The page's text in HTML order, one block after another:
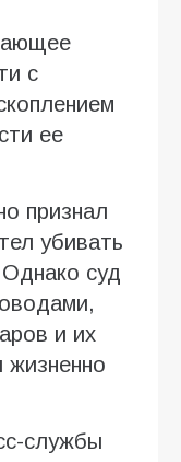
с
ее
признал
убивать
суд
и их
жизненно
службы